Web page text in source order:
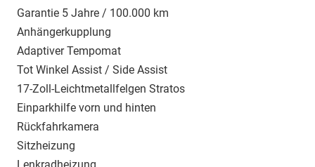
Garantie 5 Jahre / 100.000 km
Anhängerkupplung
Adaptiver Tempomat
Tot Winkel Assist / Side Assist
17-Zoll-Leichtmetallfelgen Stratos
Einparkhilfe vorn und hinten
Rückfahrkamera
Sitzheizung